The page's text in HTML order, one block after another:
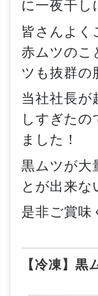
に一夜干し
皆さんよく
赤ムツのこ
ツも抜群の
当社社長が
しすぎたの
ました！
黒ムツが大
とが出来な
是非ご賞味
【冷凍】黒